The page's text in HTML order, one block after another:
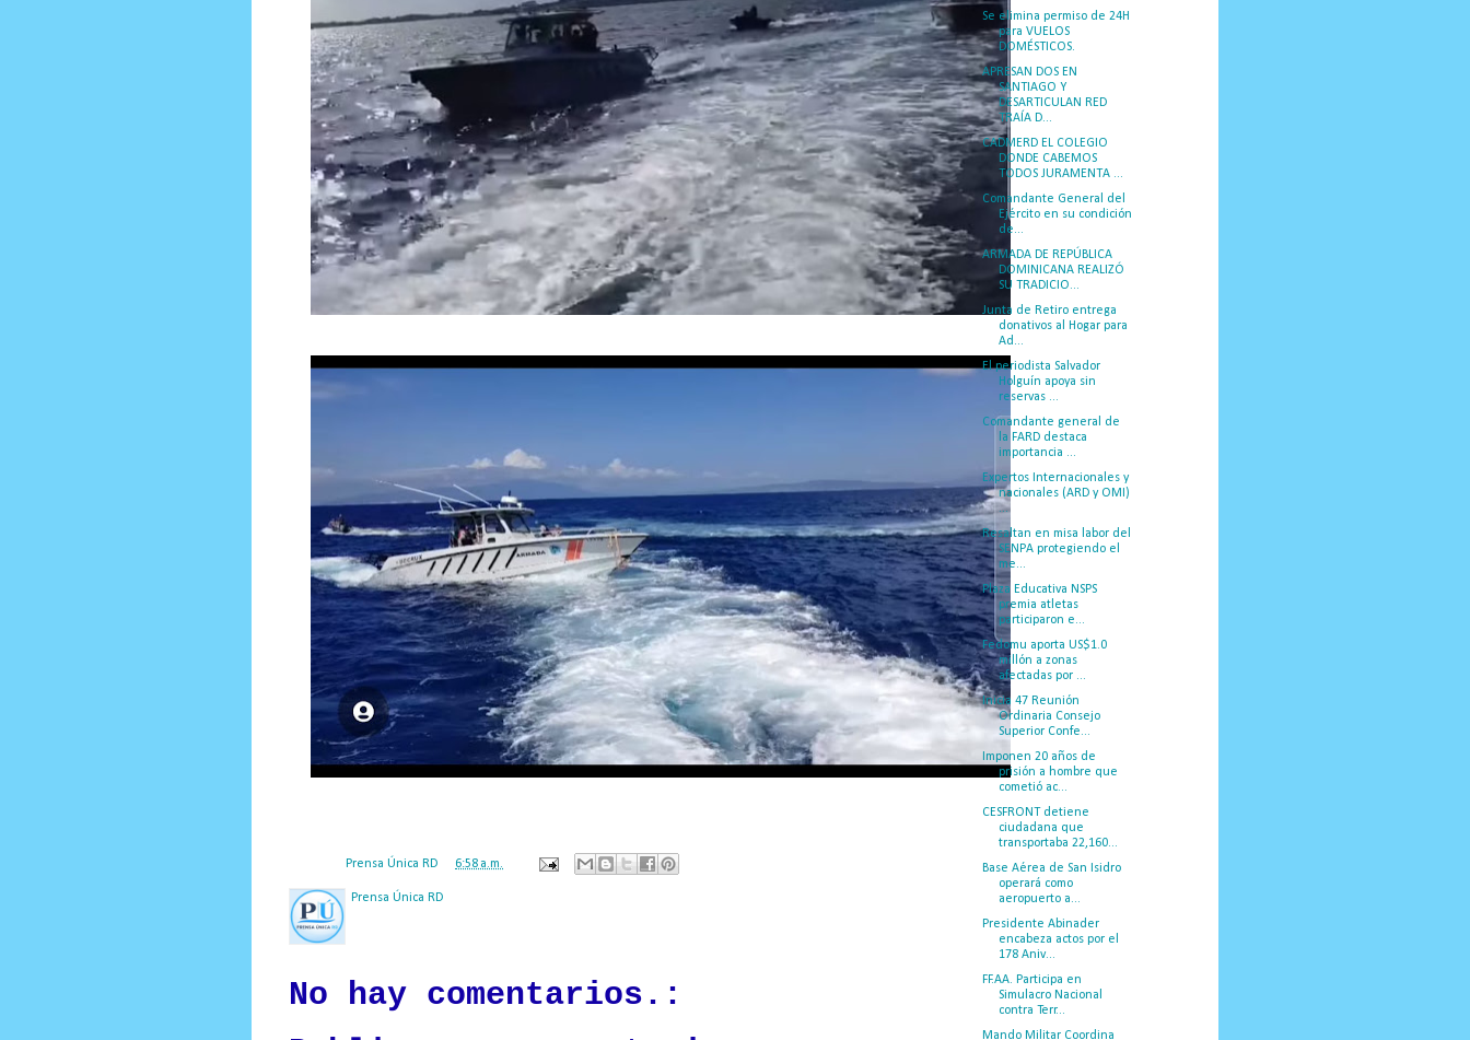
Prensa Única RD 6:58 a.m.
Prensa Única RD
No hay comentarios.:
Se elimina permiso de 24H
para VUELOS
DOMÉSTICOS.
APRESAN DOS EN
SANTIAGO Y
DESARTICULAN RED
TRAÍA D...
CADMERD EL COLEGIO
DONDE CABEMOS
TODOS JURAMENTA ...
Comandante General del
Ejército en su condición
de...
ARMADA DE REPÚBLICA
DOMINICANA REALIZÓ
SU TRADICIO...
Junta de Retiro entrega
donativos al Hogar para
Ad...
El periodista Salvador
Holguín apoya sin
reservas ...
Comandante general de
la FARD destaca
importancia ...
Expertos Internacionales y
nacionales (ARD y OMI)
...
Resaltan en misa labor del
SENPA protegiendo el
me...
Plaza Educativa NSPS
premia atletas
participaron e...
Fedomu aporta US$1.0
millón a zonas
afectadas por ...
Inicia 47 Reunión
Ordinaria Consejo
Superior Confe...
Imponen 20 años de
prisión a hombre que
cometió ac...
CESFRONT detiene
ciudadana que
transportaba 22,160...
Base Aérea de San Isidro
operará como
aeropuerto a...
Presidente Abinader
encabeza actos por el
178 Aniv...
FF.AA. Participa en
Simulacro Nacional
contra Terr...
Mando Militar Coordina